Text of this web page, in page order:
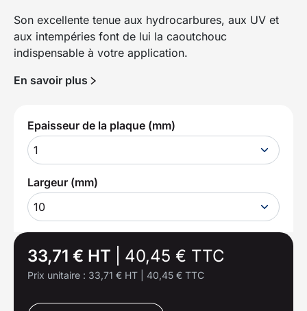
Son excellente tenue aux hydrocarbures, aux UV et
aux intempéries font de lui la caoutchouc
indispensable à votre application.
En savoir plus
Epaisseur de la plaque (mm)
1
Largeur (mm)
10
33,71 € HT 40,45 € TTC
Prix unitaire : 33,71 € HT 40,45 € TTC